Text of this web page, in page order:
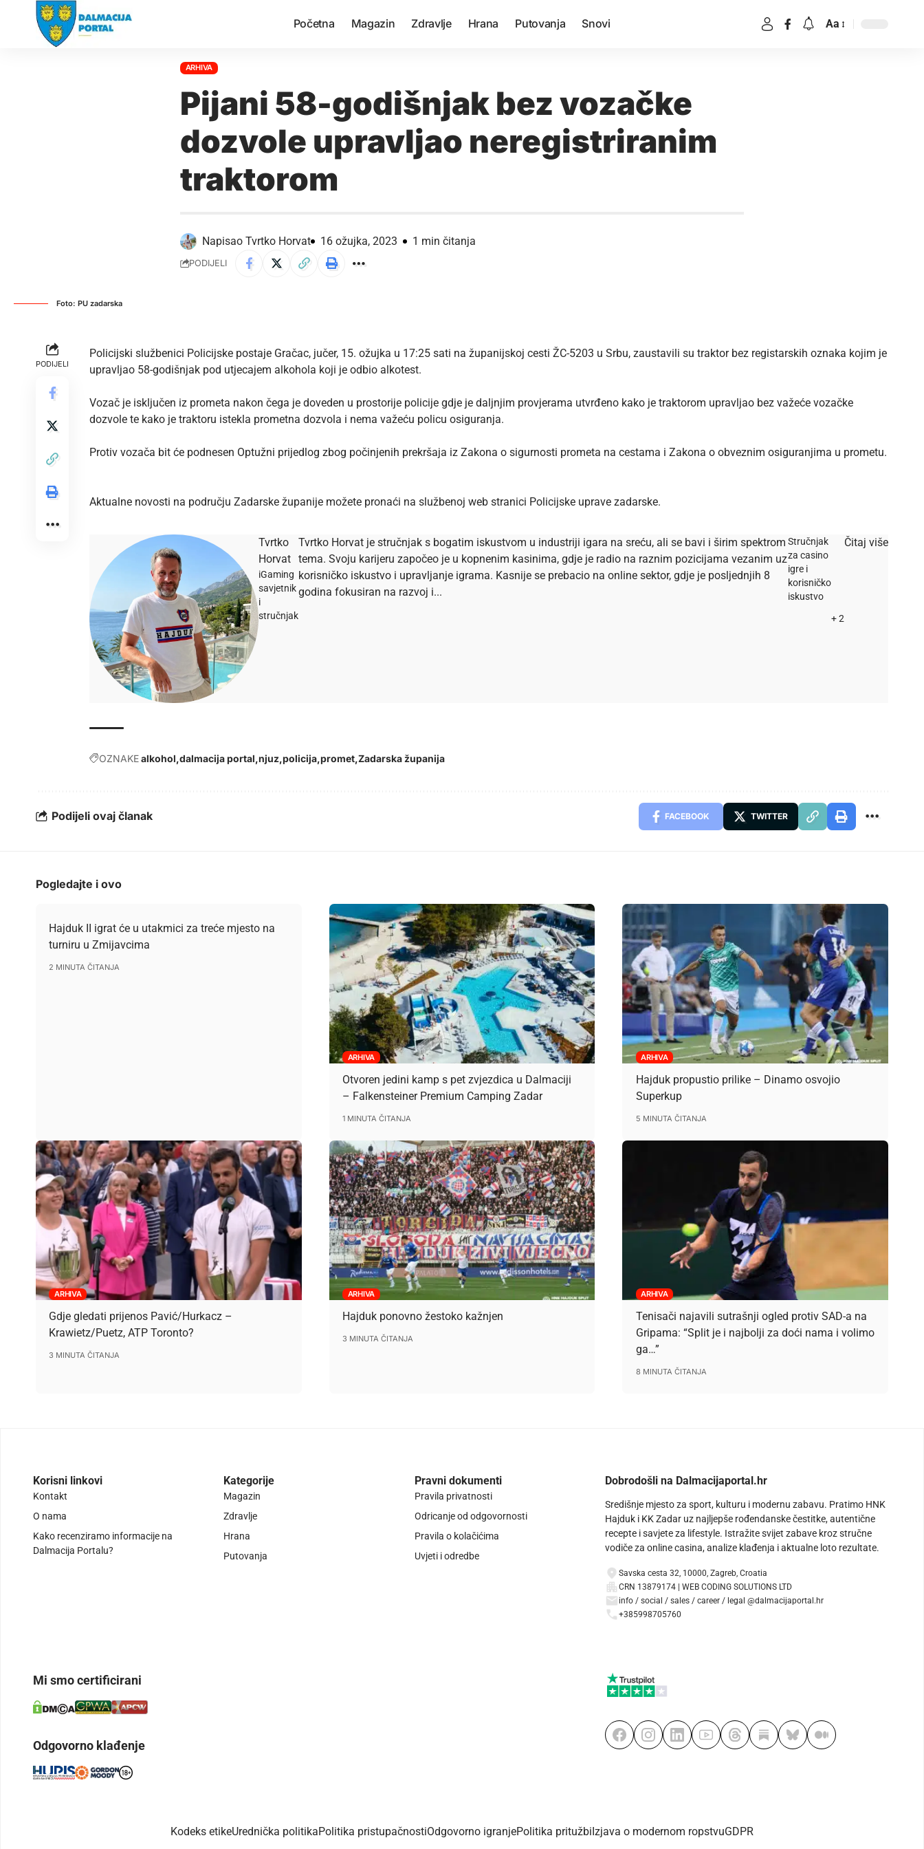
Početna Magazin Zdravlje Hrana Putovanja Snovi Aa
ARHIVA
Pijani 58-godišnjak bez vozačke
dozvole upravljao neregistriranim
traktorom
Napisao Tvrtko Horvat 16 ožujka, 2023 1 min čitanja
PODIJELI
Foto: PU zadarska
PODIJELI
Policijski službenici Policijske postaje Gračac, jučer, 15. ožujka u 17:25 sati na županijskoj cesti ŽC-5203 u Srbu, zaustavili su traktor bez registarskih oznaka kojim je
upravljao 58-godišnjak pod utjecajem alkohola koji je odbio alkotest.
Vozač je isključen iz prometa nakon čega je doveden u prostorije policije gdje je daljnjim provjerama utvrđeno kako je traktorom upravljao bez važeće vozačke
dozvole te kako je traktoru istekla prometna dozvola i nema važeću policu osiguranja.
Protiv vozača bit će podnesen Optužni prijedlog zbog počinjenih prekršaja iz Zakona o sigurnosti prometa na cestama i Zakona o obveznim osiguranjima u prometu.
Aktualne novosti na području Zadarske županije možete pronaći na službenoj web stranici Policijske uprave zadarske.
Tvrtko
Horvat
iGaming
savjetnik
i
stručnjak
Tvrtko Horvat je stručnjak s bogatim iskustvom u industriji igara na sreću, ali se bavi i širim spektrom
tema. Svoju karijeru započeo je u kopnenim kasinima, gdje je radio na raznim pozicijama vezanim uz
korisničko iskustvo i upravljanje igrama. Kasnije se prebacio na online sektor, gdje je posljednjih 8
godina fokusiran na razvoj i...
Stručnjak
za casino
igre i
korisničko
iskustvo
+ 2
Čitaj više
OZNAKEalkohol dalmacija portal njuz policija promet Zadarska županija
Podijeli ovaj članak FACEBOOK TWITTER
Pogledajte i ovo
Hajduk II igrat će u utakmici za treće mjesto na
turniru u Zmijavcima
2 MINUTA ČITANJA
ARHIVA
Otvoren jedini kamp s pet zvjezdica u Dalmaciji
– Falkensteiner Premium Camping Zadar
1 MINUTA ČITANJA
ARHIVA
Hajduk propustio prilike – Dinamo osvojio
Superkup
5 MINUTA ČITANJA
ARHIVA
Gdje gledati prijenos Pavić/Hurkacz –
Krawietz/Puetz, ATP Toronto?
3 MINUTA ČITANJA
ARHIVA
Hajduk ponovno žestoko kažnjen
3 MINUTA ČITANJA
ARHIVA
Tenisači najavili sutrašnji ogled protiv SAD-a na
Gripama: “Split je i najbolji za doći nama i volimo
ga…”
8 MINUTA ČITANJA
Korisni linkovi
Kontakt
O nama
Kako recenziramo informacije na
Dalmacija Portalu?
Kategorije
Magazin
Zdravlje
Hrana
Putovanja
Pravni dokumenti
Pravila privatnosti
Odricanje od odgovornosti
Pravila o kolačićima
Uvjeti i odredbe
Dobrodošli na Dalmacijaportal.hr
Središnje mjesto za sport, kulturu i modernu zabavu. Pratimo HNK
Hajduk i KK Zadar uz najljepše rođendanske čestitke, autentične
recepte i savjete za lifestyle. Istražite svijet zabave kroz stručne
vodiče za online casina, analize klađenja i aktualne loto rezultate.
Savska cesta 32, 10000, Zagreb, Croatia
CRN 13879174 | WEB CODING SOLUTIONS LTD
info / social / sales / career / legal @dalmacijaportal.hr
+385998705760
Mi smo certificirani
Odgovorno klađenje
Kodeks etikeUrednička politikaPolitika pristupačnostiOdgovorno igranjePolitika pritužbi Izjava o modernom ropstvuGDPR